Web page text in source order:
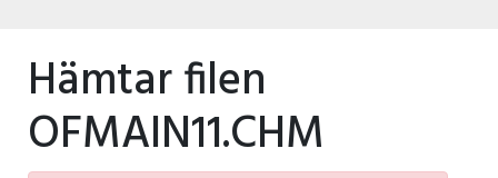
Hämtar filen
OFMAIN11.CHM